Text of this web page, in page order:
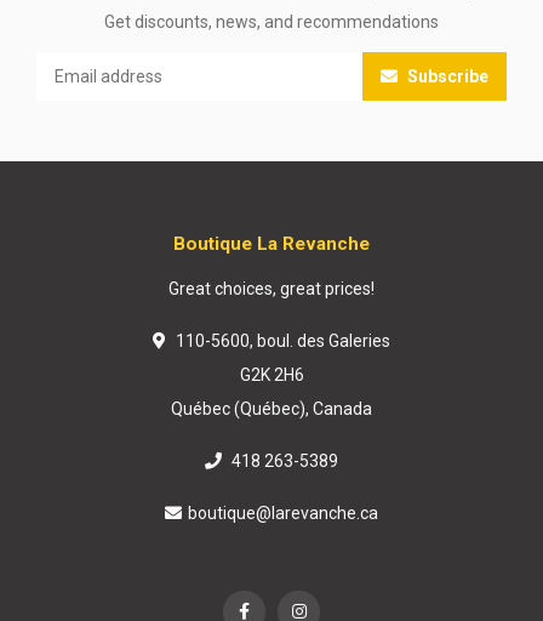
Get discounts, news, and recommendations
Subscribe
Boutique La Revanche
Great choices, great prices!
110-5600, boul. des Galeries
G2K 2H6
Québec (Québec), Canada
418 263-5389
boutique@larevanche.ca